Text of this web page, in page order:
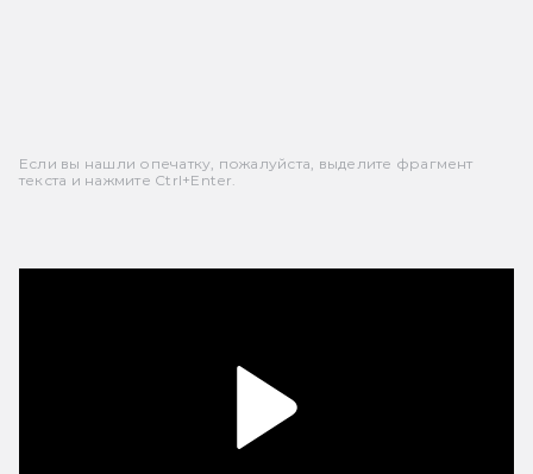
Если вы нашли опечатку, пожалуйста, выделите фрагмент
текста и нажмите Ctrl+Enter.